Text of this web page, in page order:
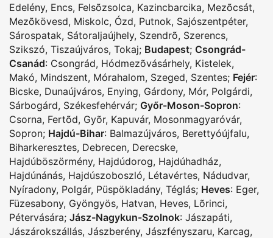
Edelény, Encs, Felsõzsolca, Kazincbarcika, Mezõcsát,
Mezõkövesd, Miskolc, Ózd, Putnok, Sajószentpéter,
Sárospatak, Sátoraljaújhely, Szendrõ, Szerencs,
Szikszó, Tiszaújváros, Tokaj; Budapest; Csongrád-
Csanád: Csongrád, Hódmezõvásárhely, Kistelek,
Makó, Mindszent, Mórahalom, Szeged, Szentes; Fejér:
Bicske, Dunaújváros, Enying, Gárdony, Mór, Polgárdi,
Sárbogárd, Székesfehérvár; Győr-Moson-Sopron:
Csorna, Fertõd, Gyõr, Kapuvár, Mosonmagyaróvár,
Sopron; Hajdú-Bihar: Balmazújváros, Berettyóújfalu,
Biharkeresztes, Debrecen, Derecske,
Hajdúböszörmény, Hajdúdorog, Hajdúhadház,
Hajdúnánás, Hajdúszoboszló, Létavértes, Nádudvar,
Nyíradony, Polgár, Püspökladány, Téglás; Heves: Eger,
Füzesabony, Gyöngyös, Hatvan, Heves, Lõrinci,
Pétervására; Jász-Nagykun-Szolnok: Jászapáti,
Jászárokszállás, Jászberény, Jászfényszaru, Karcag,